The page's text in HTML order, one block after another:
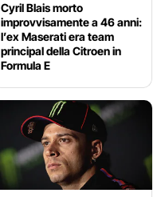
Cyril Blais morto
improvvisamente a 46 anni:
l’ex Maserati era team
principal della Citroen in
Formula E